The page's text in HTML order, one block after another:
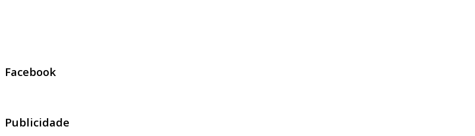
Facebook
Publicidade